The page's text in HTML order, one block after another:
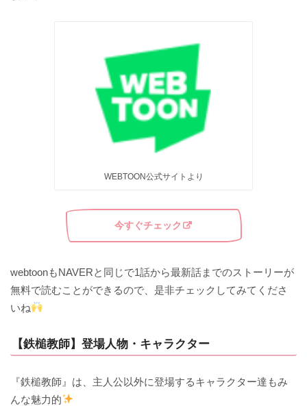
WEBTOON公式サイトより
今すぐチェック
webtoonもNAVERと同じで1話から最新話までのストーリーが
無料で読むことができるので、是非チェックしてみてくださ
いね
【鉄槌教師】登場人物・キャラクター
『鉄槌教師』は、主人公以外に登場するキャラクター達もみ
んな魅力的